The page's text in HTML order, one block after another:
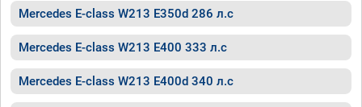
Mercedes E-class W213 E350d 286 л.с
Mercedes E-class W213 E400 333 л.с
Mercedes E-class W213 E400d 340 л.с